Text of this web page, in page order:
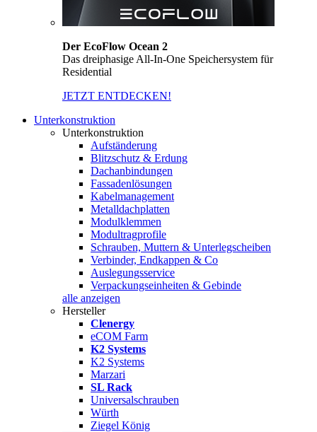
Der EcoFlow Ocean 2
Das dreiphasige All-In-One Speichersystem für
Residential
JETZT ENTDECKEN!
Unterkonstruktion
Unterkonstruktion
Aufständerung
Blitzschutz & Erdung
Dachanbindungen
Fassadenlösungen
Kabelmanagement
Metalldachplatten
Modulklemmen
Modultragprofile
Schrauben, Muttern & Unterlegscheiben
Verbinder, Endkappen & Co
Auslegungsservice
Verpackungseinheiten & Gebinde
alle anzeigen
Hersteller
Clenergy
eCOM Farm
K2 Systems
K2 Systems
Marzari
SL Rack
Universalschrauben
Würth
Ziegel König